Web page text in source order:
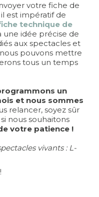
votre fiche de
est impératif de
technique de
une idée précise de
aux spectacles et
pouvons mettre
tous un temps
un
et nous sommes
relancer, soyez sûr
nous souhaitons
votre patience !
vivants : L-